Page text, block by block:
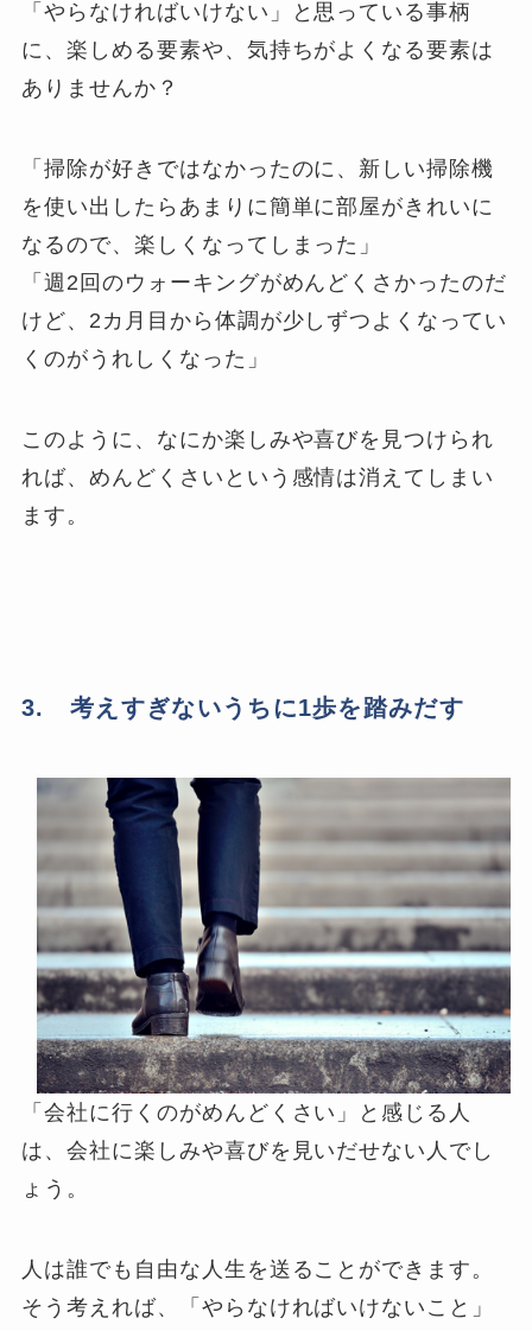
「やらなければいけない」と思っている事柄
に、楽しめる要素や、気持ちがよくなる要素は
ありませんか？
「掃除が好きではなかったのに、新しい掃除機
を使い出したらあまりに簡単に部屋がきれいに
なるので、楽しくなってしまった」
「週2回のウォーキングがめんどくさかったのだ
けど、2カ月目から体調が少しずつよくなってい
くのがうれしくなった」
このように、なにか楽しみや喜びを見つけられ
れば、めんどくさいという感情は消えてしまい
ます。
3. 考えすぎないうちに1歩を踏みだす
「会社に行くのがめんどくさい」と感じる人
は、会社に楽しみや喜びを見いだせない人でし
ょう。
人は誰でも自由な人生を送ることができます。
そう考えれば、「やらなければいけないこと」